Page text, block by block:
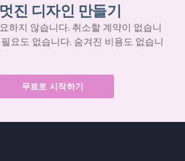
진 디자인 만들기
하지 않습니다. 취소할 계약이 없습니
요도 없습니다. 숨겨진 비용도 없습니
무료로 시작하기